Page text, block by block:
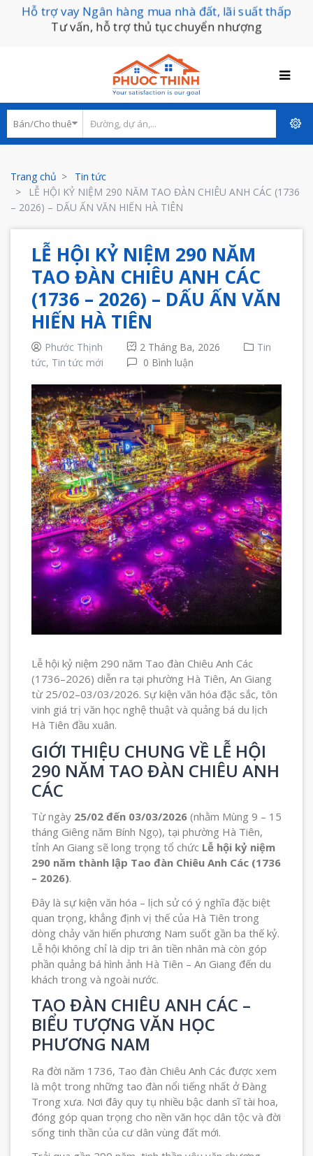
Hỗ trợ vay Ngân hàng mua nhà đất, lãi suất thấp
Tư vấn, hỗ trợ thủ tục chuyển nhượng
Trang chủ
Tin tức
LỄ HỘI KỶ NIỆM 290 NĂM TAO ĐÀN CHIÊU ANH CÁC (1736
– 2026) – DẤU ẤN VĂN HIẾN HÀ TIÊN
LỄ HỘI KỶ NIỆM 290 NĂM
TAO ĐÀN CHIÊU ANH CÁC
(1736 – 2026) – DẤU ẤN VĂN
HIẾN HÀ TIÊN
Phước Thịnh 2 Tháng Ba, 2026
Tin
tức, Tin tức mới 0 Bình luận
Lễ hội kỷ niệm 290 năm Tao đàn Chiêu Anh Các
(1736–2026) diễn ra tại phường Hà Tiên, An Giang
từ 25/02–03/03/2026. Sự kiện văn hóa đặc sắc, tôn
vinh giá trị văn học nghệ thuật và quảng bá du lịch
Hà Tiên đầu xuân.
GIỚI THIỆU CHUNG VỀ LỄ HỘI
290 NĂM TAO ĐÀN CHIÊU ANH
CÁC
Từ ngày 25/02 đến 03/03/2026 (nhằm Mùng 9 – 15
tháng Giêng năm Bính Ngọ), tại phường Hà Tiên,
tỉnh An Giang sẽ long trọng tổ chức Lễ hội kỷ niệm
290 năm thành lập Tao đàn Chiêu Anh Các (1736
– 2026).
Đây là sự kiện văn hóa – lịch sử có ý nghĩa đặc biệt
quan trọng, khẳng định vị thế của Hà Tiên trong
dòng chảy văn hiến phương Nam suốt gần ba thế kỷ.
Lễ hội không chỉ là dịp tri ân tiền nhân mà còn góp
phần quảng bá hình ảnh Hà Tiên – An Giang đến du
khách trong và ngoài nước.
TAO ĐÀN CHIÊU ANH CÁC –
BIỂU TƯỢNG VĂN HỌC
PHƯƠNG NAM
Ra đời năm 1736, Tao đàn Chiêu Anh Các được xem
là một trong những tao đàn nổi tiếng nhất ở Đàng
Trong xưa. Nơi đây quy tụ nhiều bậc danh sĩ tài hoa,
đóng góp quan trọng cho nền văn học dân tộc và đời
sống tinh thần của cư dân vùng đất mới.